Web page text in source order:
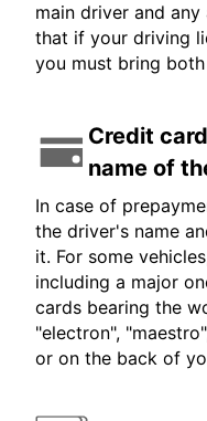
main driver and
that if your driving
you must bring
Credit
name of
In case of
the driver's name
it. For some
including a major
cards bearing the
"electron",
or on the back of